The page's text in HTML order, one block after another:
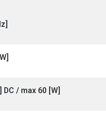
/ max 60 [W]